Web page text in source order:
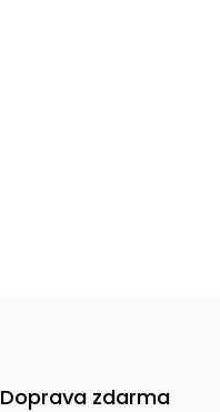
Doprava zdarma